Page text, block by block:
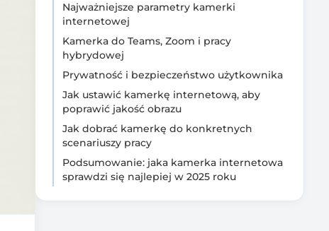
Najważniejsze parametry kamerki
internetowej
Kamerka do Teams, Zoom i pracy
hybrydowej
Prywatność i bezpieczeństwo użytkownika
Jak ustawić kamerkę internetową, aby
poprawić jakość obrazu
Jak dobrać kamerkę do konkretnych
scenariuszy pracy
Podsumowanie: jaka kamerka internetowa
sprawdzi się najlepiej w 2025 roku